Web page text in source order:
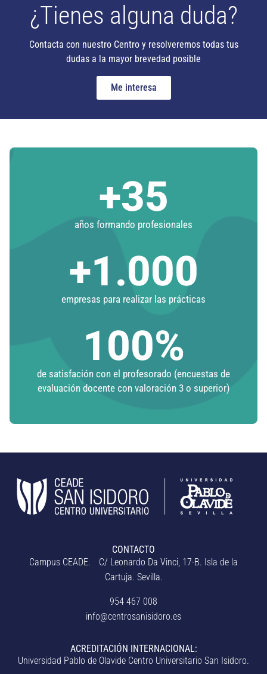
¿Tienes alguna duda?
Contacta con nuestro Centro y resolveremos todas tus
dudas a la mayor brevedad posible
Me interesa
años formando profesionales
+35
empresas para realizar las prácticas
+1.000
de satisfación con el profesorado (encuestas de
evaluación docente con valoración 3 o superior)​
100%
CONTACTO
Campus CEADE. C/ Leonardo Da Vinci, 17-B. Isla de la
Cartuja. Sevilla.
954 467 008
info@centrosanisidoro.es
ACREDITACIÓN INTERNACIONAL:
Universidad Pablo de Olavide Centro Universitario San Isidoro.